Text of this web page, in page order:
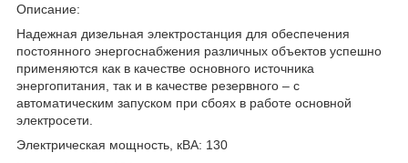
Описание:
Надежная дизельная электростанция для обеспечения
постоянного энергоснабжения различных объектов успешно
применяются как в качестве основного источника
энергопитания, так и в качестве резервного – с
автоматическим запуском при сбоях в работе основной
электросети.
Электрическая мощность, кВА: 130